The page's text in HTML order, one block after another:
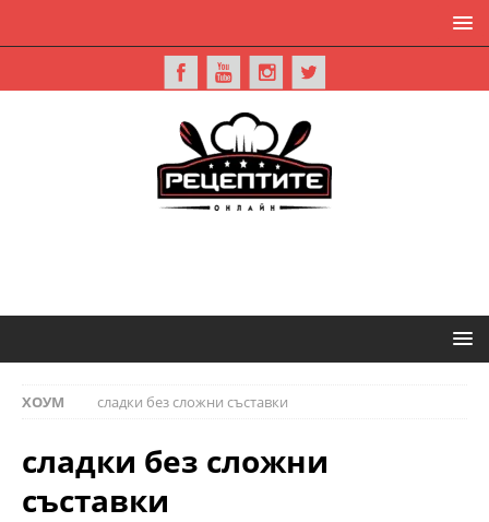
ХОУМ сладки без сложни съставки
сладки без сложни
съставки